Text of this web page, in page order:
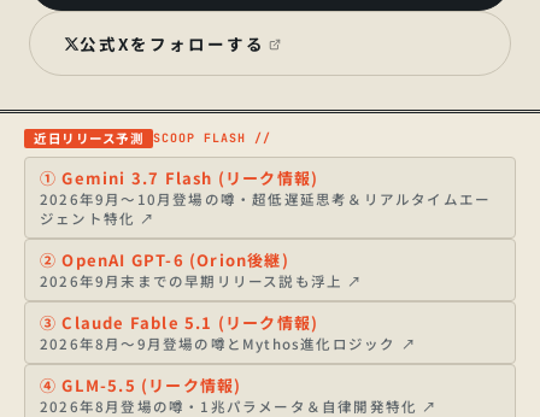
公式Xをフォローする
近日リリース予測 SCOOP FLASH //
① Gemini 3.7 Flash (リーク情報)
2026年9月〜10月登場の噂・超低遅延思考＆リアルタイムエー
ジェント特化 ↗
② OpenAI GPT-6 (Orion後継)
2026年9月末までの早期リリース説も浮上 ↗
③ Claude Fable 5.1 (リーク情報)
2026年8月〜9月登場の噂とMythos進化ロジック ↗
④ GLM-5.5 (リーク情報)
2026年8月登場の噂・1兆パラメータ＆自律開発特化 ↗